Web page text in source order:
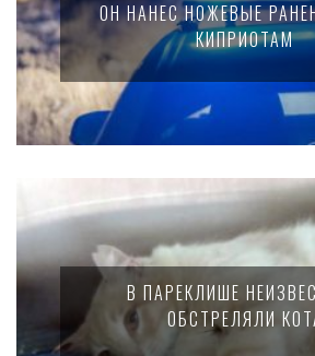
ОН НАНЕС НОЖЕВЫЕ
КИПРИОТАМ
В ПАРЕКЛИШЕ
ОБСТРЕЛЯЛИ